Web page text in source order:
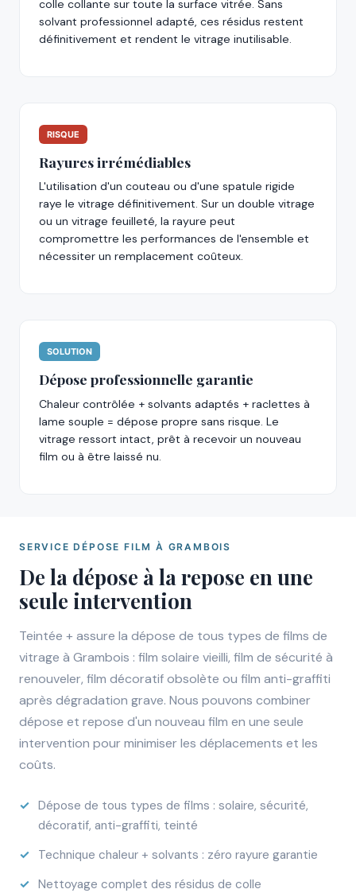
colle collante sur toute la surface vitrée. Sans
solvant professionnel adapté, ces résidus restent
définitivement et rendent le vitrage inutilisable.
RISQUE
Rayures irrémédiables
L'utilisation d'un couteau ou d'une spatule rigide
raye le vitrage définitivement. Sur un double vitrage
ou un vitrage feuilleté, la rayure peut
compromettre les performances de l'ensemble et
nécessiter un remplacement coûteux.
SOLUTION
Dépose professionnelle garantie
Chaleur contrôlée + solvants adaptés + raclettes à
lame souple = dépose propre sans risque. Le
vitrage ressort intact, prêt à recevoir un nouveau
film ou à être laissé nu.
SERVICE DÉPOSE FILM À GRAMBOIS
De la dépose à la repose en une
seule intervention
Teintée + assure la dépose de tous types de films de
vitrage à Grambois : film solaire vieilli, film de sécurité à
renouveler, film décoratif obsolète ou film anti-graffiti
après dégradation grave. Nous pouvons combiner
dépose et repose d'un nouveau film en une seule
intervention pour minimiser les déplacements et les
coûts.
Dépose de tous types de films : solaire, sécurité,
décoratif, anti-graffiti, teinté
Technique chaleur + solvants : zéro rayure garantie
Nettoyage complet des résidus de colle